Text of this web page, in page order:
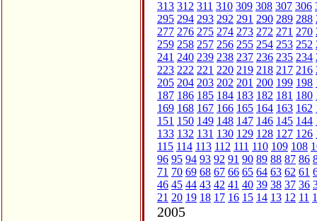
313 312 311 310 309 308 307 306
295 294 293 292 291 290 289 288
277 276 275 274 273 272 271 270
259 258 257 256 255 254 253 252
241 240 239 238 237 236 235 234
223 222 221 220 219 218 217 216
205 204 203 202 201 200 199 198
187 186 185 184 183 182 181 180
169 168 167 166 165 164 163 162
151 150 149 148 147 146 145 144
133 132 131 130 129 128 127 126
115 114 113 112 111 110 109 108
96 95 94 93 92 91 90 89 88 87 86
71 70 69 68 67 66 65 64 63 62 61
46 45 44 43 42 41 40 39 38 37 36
21 20 19 18 17 16 15 14 13 12 11
2005